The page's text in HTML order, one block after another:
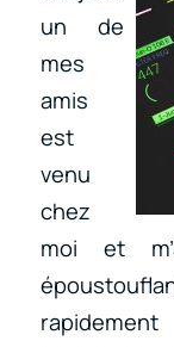
un de
mes
amis
est
venu
chez
moi et